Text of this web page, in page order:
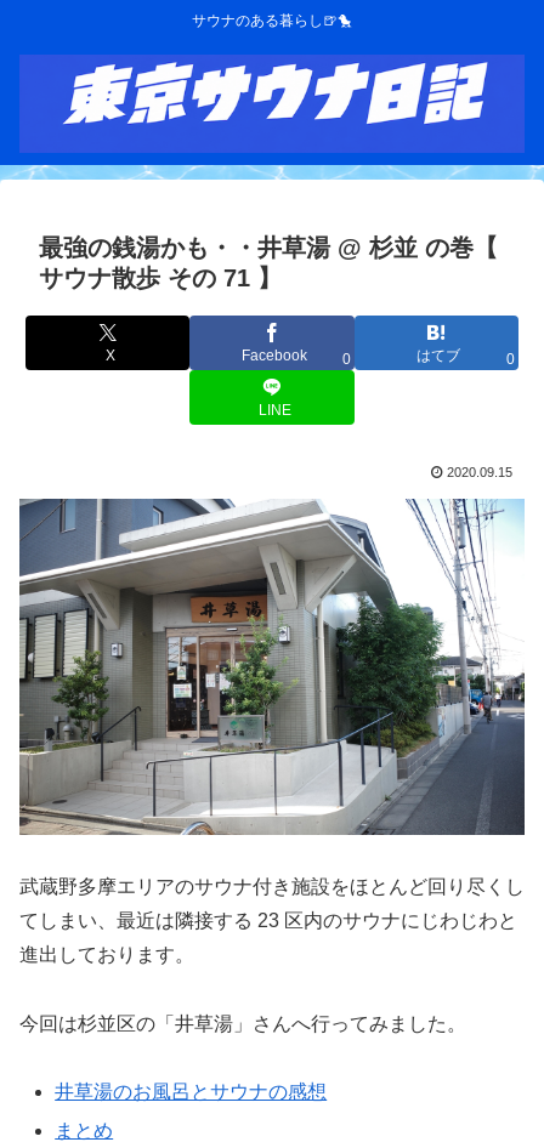
サウナのある暮らし🍺🐤
最強の銭湯かも・・井草湯 @ 杉並 の巻【
サウナ散歩 その 71 】
X Facebook 0 はてブ 0
LINE
2020.09.15
武蔵野多摩エリアのサウナ付き施設をほとんど回り尽くし
てしまい、最近は隣接する 23 区内のサウナにじわじわと
進出しております。
今回は杉並区の「井草湯」さんへ行ってみました。
井草湯のお風呂とサウナの感想
まとめ